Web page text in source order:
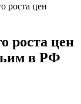
роста цен
роста цен
в РФ